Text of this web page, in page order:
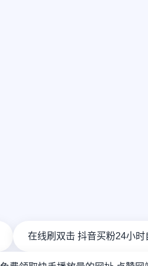
在线刷双击 抖音买粉24小时